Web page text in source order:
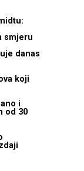
smjeru
danas
koji
i
od 30